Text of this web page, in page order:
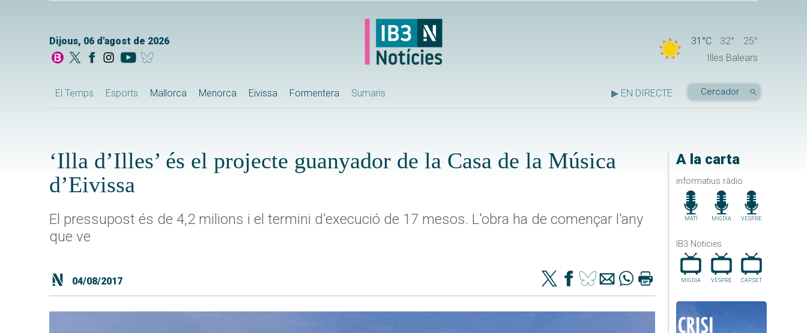
Dijous, 06 d'agost de 2026 31°C 32°
25°
Illes Balears
El Temps Esports Mallorca Menorca Eivissa Formentera Sumaris ▶ EN DIRECTE
A la carta
informatius ràdio
MATÍ MIGDIA VESPRE
IB3 Noticies
MIGDIA VESPRE CAP.SET
‘Illa d’Illes’ és el projecte guanyador de la Casa de la Música
d’Eivissa
El pressupost és de 4,2 milions i el termini d'execució de 17 mesos. L'obra ha de començar l'any
que ve
04/08/2017